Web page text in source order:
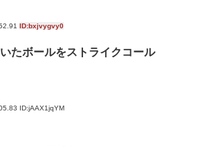
期着手を強調
、車の任意保険を巡り持論「強制しろ
ID:bxjvygvy0
たボールをストライクコール
ID:jAAX1jqYM